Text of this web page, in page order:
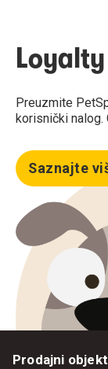
Preuzmite
korisnički nalog.
Saznajte
Prodajni